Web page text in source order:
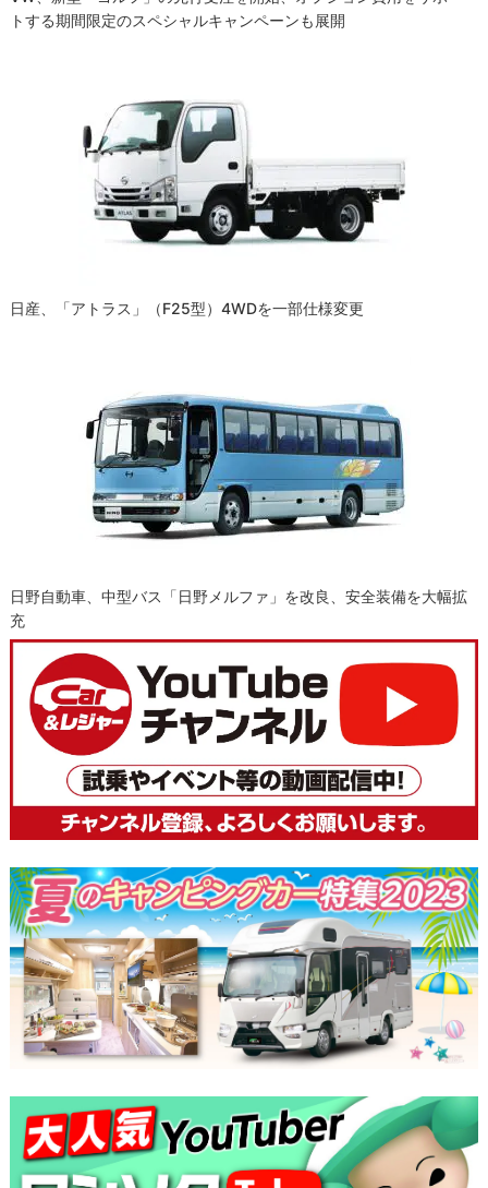
トする期間限定のスペシャルキャンペーンも展開
日産、「アトラス」（F25型）4WDを一部仕様変更
日野自動車、中型バス「日野メルファ」を改良、安全装備を大幅拡
充